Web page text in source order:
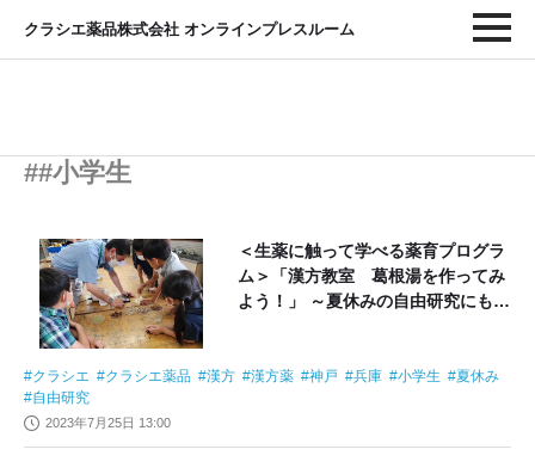
クラシエ薬品株式会社 オンラインプレスルーム
##小学生
＜生薬に触って学べる薬育プログラ
ム＞「漢方教室 葛根湯を作ってみ
よう！」 ～夏休みの自由研究にもお
クラシエ クラシエ薬品 漢方 漢方薬 神戸 兵庫 小学生
夏休み
自由研究
2023年7月25日 13:00